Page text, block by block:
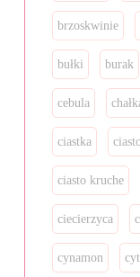
brzoskwinie
bułki burak
cebula
ciastka
ciasto kruche
ciecierzyca
cynamon